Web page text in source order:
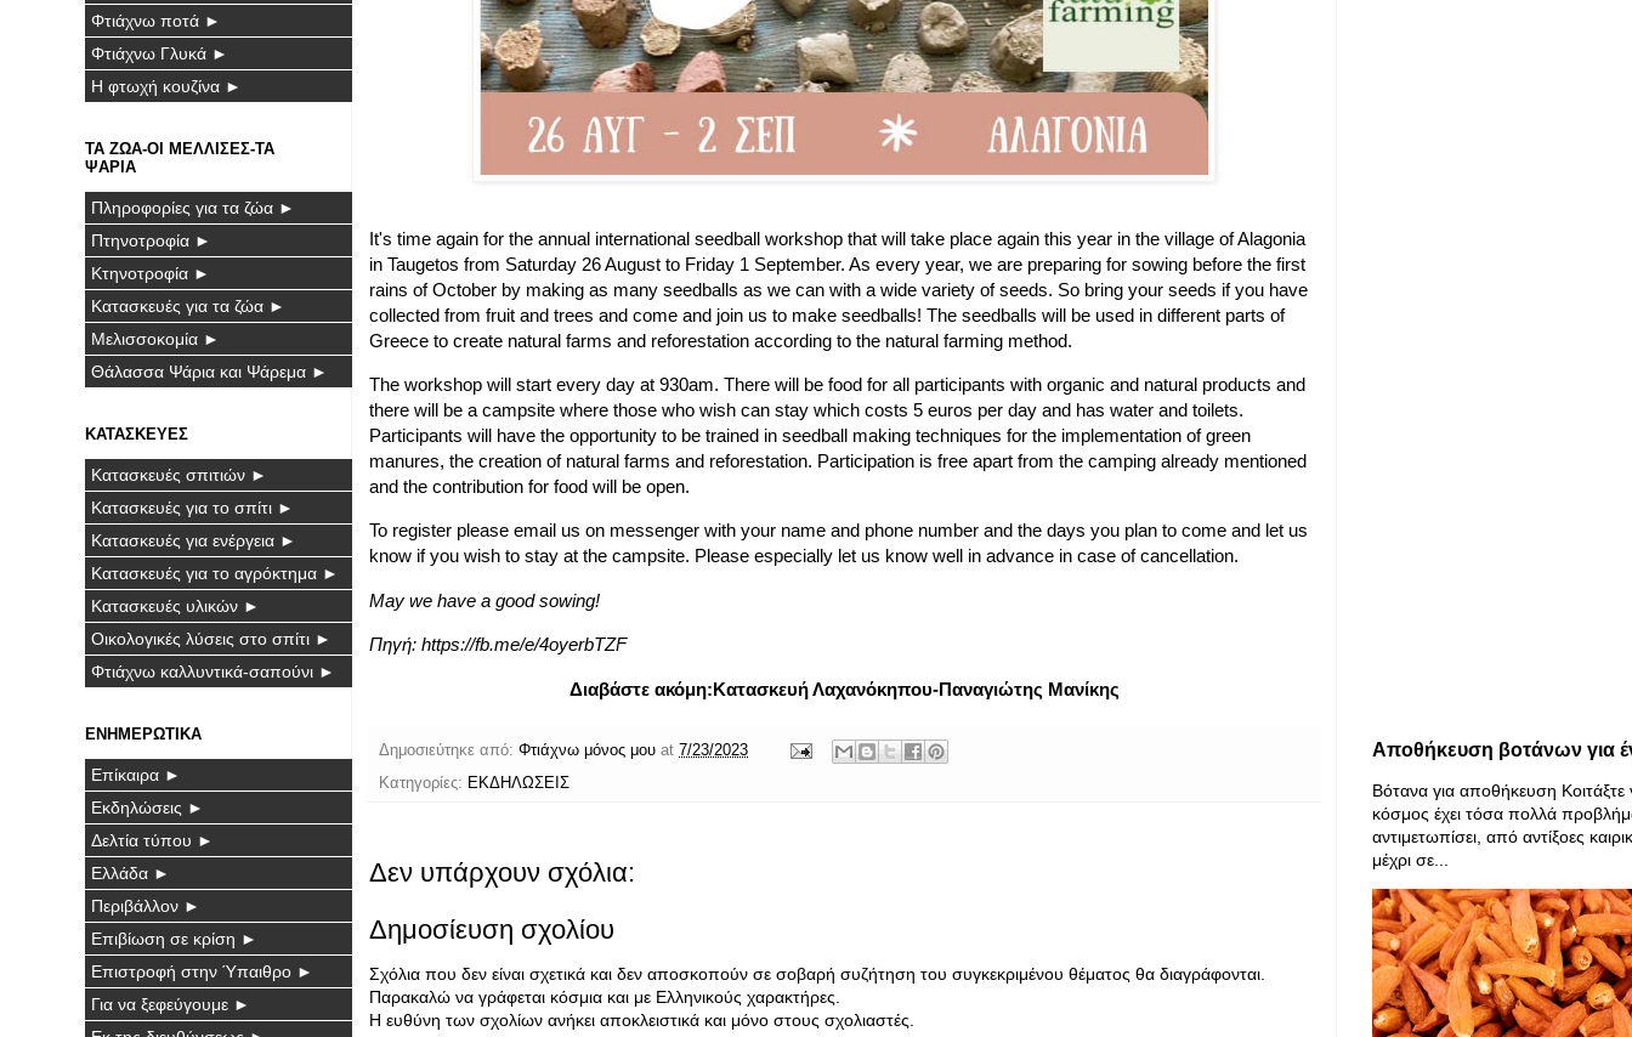
It's time again for the annual international seedball workshop that will take place again this year in the village of Alagonia
in Taugetos from Saturday 26 August to Friday 1 September. As every year, we are preparing for sowing before the first
rains of October by making as many seedballs as we can with a wide variety of seeds. So bring your seeds if you have
collected from fruit and trees and come and join us to make seedballs! The seedballs will be used in different parts of
Greece to create natural farms and reforestation according to the natural farming method.
The workshop will start every day at 930am. There will be food for all participants with organic and natural products and
there will be a campsite where those who wish can stay which costs 5 euros per day and has water and toilets.
Participants will have the opportunity to be trained in seedball making techniques for the implementation of green
manures, the creation of natural farms and reforestation. Participation is free apart from the camping already mentioned
and the contribution for food will be open.
To register please email us on messenger with your name and phone number and the days you plan to come and let us
know if you wish to stay at the campsite. Please especially let us know well in advance in case of cancellation.
May we have a good sowing!
Πηγή: https://fb.me/e/4oyerbTZF
Διαβάστε ακόμη:Κατασκευή Λαχανόκηπου-Παναγιώτης Μανίκης
Δημοσιεύτηκε από: Φτιάχνω μόνος μου at 7/23/2023
Κατηγορίες: ΕΚΔΗΛΩΣΕΙΣ
Δεν υπάρχουν σχόλια:
Δημοσίευση σχολίου
Σχόλια που δεν είναι σχετικά και δεν αποσκοπούν σε σοβαρή συζήτηση του συγκεκριμένου θέματος θα διαγράφονται.
Παρακαλώ να γράφεται κόσμια και με Ελληνικούς χαρακτήρες.
Η ευθύνη των σχολίων ανήκει αποκλειστικά και μόνο στους σχολιαστές.
Φτιάχνω ποτά ►
Φτιάχνω Γλυκά ►
Η φτωχή κουζίνα ►
ΤΑ ΖΩΑ-ΟΙ ΜΕΛΛΙΣΕΣ-ΤΑ
ΨΑΡΙΑ
Πληροφορίες για τα ζώα ►
Πτηνοτροφία ►
Κτηνοτροφία ►
Κατασκευές για τα ζώα ►
Μελισσοκομία ►
Θάλασσα Ψάρια και Ψάρεμα ►
ΚΑΤΑΣΚΕΥΕΣ
Κατασκευές σπιτιών ►
Κατασκευές για το σπίτι ►
Κατασκευές για ενέργεια ►
Κατασκευές για το αγρόκτημα ►
Κατασκευές υλικών ►
Οικολογικές λύσεις στο σπίτι ►
Φτιάχνω καλλυντικά-σαπούνι ►
ΕΝΗΜΕΡΩΤΙΚΑ
Επίκαιρα ►
Εκδηλώσεις ►
Δελτία τύπου ►
Ελλάδα ►
Περιβάλλον ►
Επιβίωση σε κρίση ►
Επιστροφή στην Ύπαιθρο ►
Για να ξεφεύγουμε ►
Αποθήκευση βοτάνων για
Βότανα για αποθήκευση
κόσμος έχει τόσα πολλά
αντιμετωπίσει, από αντίξοες
μέχρι σε...